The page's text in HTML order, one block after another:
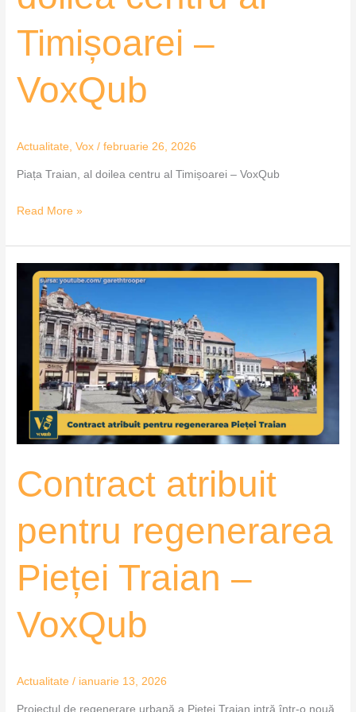
Timișoarei –
VoxQub
Actualitate ,Vox /februarie 26, 2026
Piața Traian, al doilea centru al Timișoarei – VoxQub
Read More »
Contract atribuit
pentru regenerarea
Pieței Traian –
VoxQub
Actualitate / ianuarie 13, 2026
Proiectul de regenerare urbană a Pieței Traian intră într-o nouă
Contract
atribuit
pentru
regenerarea
Pieței
Traian
VoxQub